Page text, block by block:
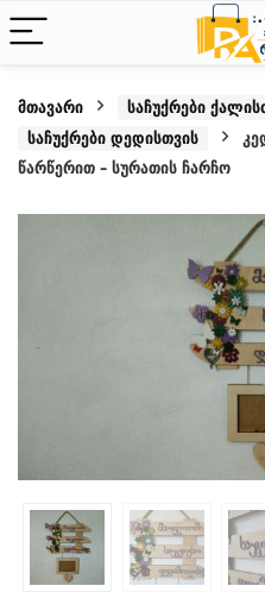
მთავარი
საჩუქრები
საჩუქრები დედისთვის
წარწერით – სურათის ჩარჩო